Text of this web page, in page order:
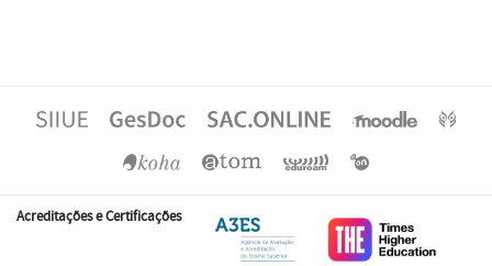
Acreditações e Certificações